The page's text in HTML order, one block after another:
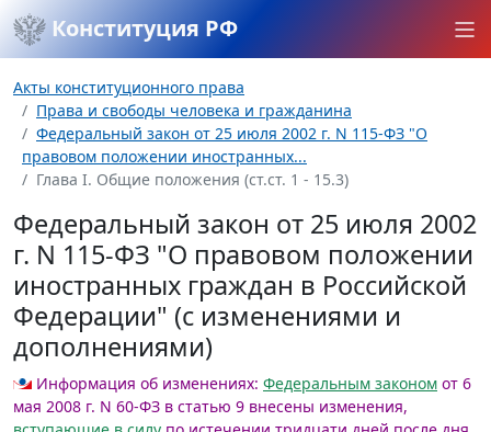
Конституция РФ
Акты конституционного права
Права и свободы человека и гражданина
Федеральный закон от 25 июля 2002 г. N 115-ФЗ "О
правовом положении иностранных...
Глава I. Общие положения (ст.ст. 1 - 15.3)
Федеральный закон от 25 июля 2002
г. N 115-ФЗ "О правовом положении
иностранных граждан в Российской
Федерации" (с изменениями и
дополнениями)
Информация об изменениях: Федеральным законом от 6
мая 2008 г. N 60-ФЗ в статью 9 внесены изменения,